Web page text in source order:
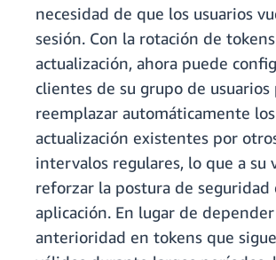
necesidad de que los usuarios
sesión. Con la rotación de
actualización, ahora puede
clientes de su grupo de usuarios
reemplazar automáticamente
actualización existentes por
intervalos regulares, lo que a su
reforzar la postura de seguridad
aplicación. En lugar de
anterioridad en tokens que